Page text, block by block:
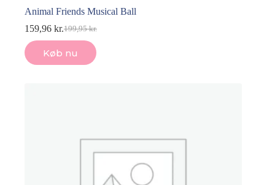
Animal Friends Musical Ball
199,95kr.
Den
oprindelige
pris
var:
159,96 kr.Den
aktuelle
pris
er:
Køb nu